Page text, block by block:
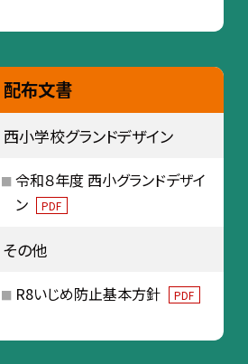
配布文書
西小学校グランドデザイン
令和８年度 西小グランドデザイ
ン
PDF
その他
R8いじめ防止基本方針 PDF